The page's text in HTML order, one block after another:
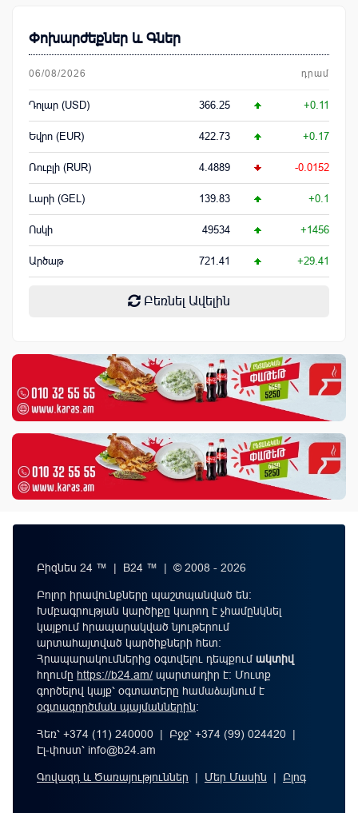
Փոխարժեքներ և Գներ
06/08/2026 դրամ
Դոլար (USD) 366.25 +0.11
Եվրո (EUR) 422.73 +0.17
Ռուբլի (RUR) 4.4889 -0.0152
Լարի (GEL) 139.83 +0.1
Ոսկի 49534 +1456
Արծաթ 721.41 +29.41
Բեռնել Ավելին
Բիզնես 24 ™ | B24 ™ | © 2008 - 2026
Բոլոր իրավունքները պաշտպանված են:
Խմբագրության կարծիքը կարող է չհամընկնել
կայքում հրապարակված նյութերում
արտահայտված կարծիքների հետ:
Հրապարակումներից օգտվելու դեպքումակտիվ
հղումը https://b24.am/ պարտադիր է: Մուտք
գործելով կայք՝ օգտատերը համաձայնում է
օգտագործման պայմաններին։
Հեռ՝ +374 (11) 240000 | Բջջ՝ +374 (99) 024420 |
Էլ-փոստ՝ info@b24.am
Գովազդ և Ծառայություններ | Մեր Մասին | Բլոգ